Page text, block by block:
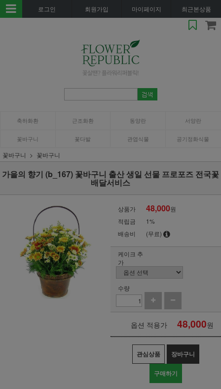
로그인 회원가입 마이페이지 최근본상품
축하화환 근조화환 동양란 서양란
꽃바구니 꽃다발 관엽식물 공기정화식물
꽃바구니 꽃바구니
가을의 향기 (b_167) 꽃바구니 출산 생일 선물 프로포즈 전국꽃
배달서비스
상품가 48,000원
적립금
1%
배송비
(무료)
케이크 추
가
수량
옵션 적용가 48,000원
관심상품 장바구니
구매하기